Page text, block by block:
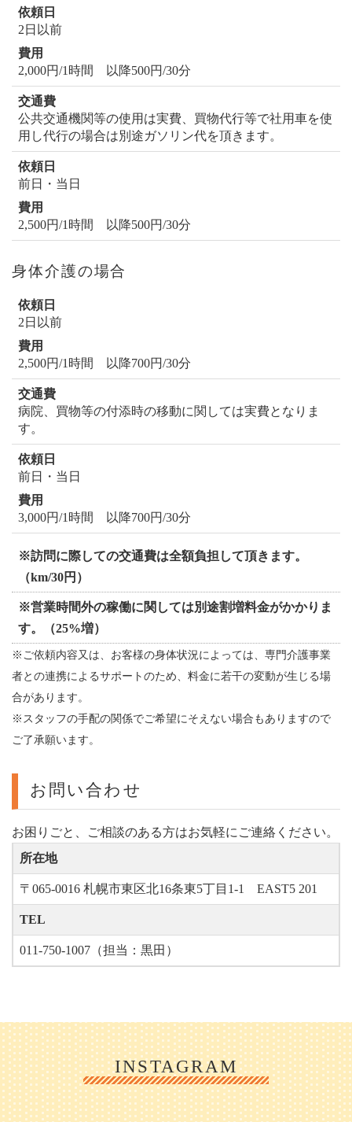
2日以前
2,000円/1時間 以降500円/30分
公共交通機関等の使用は実費、買物代行等で社用車を使
用し代行の場合は別途ガソリン代を頂きます。
前日・当日
2,500円/1時間 以降500円/30分
身体介護の場合
2日以前
2,500円/1時間 以降700円/30分
病院、買物等の付添時の移動に関しては実費となりま
す。
前日・当日
3,000円/1時間 以降700円/30分
※訪問に際しての交通費は全額負担して頂きます。
（km/30円）
※営業時間外の稼働に関しては別途割増料金がかかりま
す。（25%増）
※ご依頼内容又は、お客様の身体状況によっては、専門介護事業
者との連携によるサポートのため、料金に若干の変動が生じる場
合があります。
※スタッフの手配の関係でご希望にそえない場合もありますので
ご了承願います。
お問い合わせ
お困りごと、ご相談のある方はお気軽にご連絡ください。
所在地
〒065-0016 札幌市東区北16条東5丁目1-1 EAST5 201
TEL
011-750-1007（担当：黒田）
INSTAGRAM